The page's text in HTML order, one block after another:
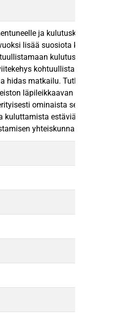
ja kulutuskeskeiselle
lisää suosiota kuluttajien
kulutustaan
kohtuullistamisesta
matkailu. Tutkielman
läpileikkaavan ananalyysin
ominaista se, että
estäviä tekijöitä,
yhteiskunnallisen